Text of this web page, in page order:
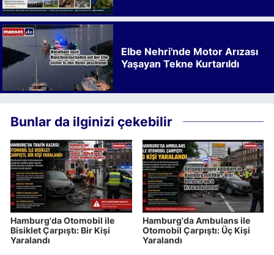
Elbe Nehri'nde Motor Arızası
Yaşayan Tekne Kurtarıldı
Bunlar da ilginizi çekebilir
Hamburg'da Otomobil ile
Bisiklet Çarpıştı: Bir Kişi
Yaralandı
Hamburg'da Ambulans ile
Otomobil Çarpıştı: Üç Kişi
Yaralandı